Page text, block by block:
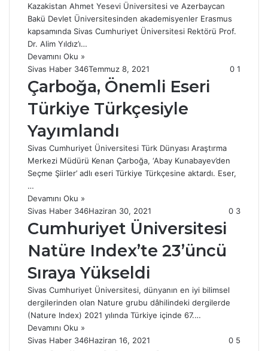
Kazakistan Ahmet Yesevi Üniversitesi ve Azerbaycan
Bakü Devlet Üniversitesinden akademisyenler Erasmus
kapsamında Sivas Cumhuriyet Üniversitesi Rektörü Prof.
Dr. Alim Yıldız’ı…
Devamını Oku »
Sivas Haber 346Temmuz 8, 2021 0 1
Çarboğa, Önemli Eseri
Türkiye Türkçesiyle
Yayımlandı
Sivas Cumhuriyet Üniversitesi Türk Dünyası Araştırma
Merkezi Müdürü Kenan Çarboğa, ‘Abay Kunabayev’den
Seçme Şiirler’ adlı eseri Türkiye Türkçesine aktardı. Eser,
…
Devamını Oku »
Sivas Haber 346Haziran 30, 2021 0 3
Cumhuriyet Üniversitesi
Natüre Index’te 23’üncü
Sıraya Yükseldi
Sivas Cumhuriyet Üniversitesi, dünyanın en iyi bilimsel
dergilerinden olan Nature grubu dâhilindeki dergilerde
(Nature Index) 2021 yılında Türkiye içinde 67.…
Devamını Oku »
Sivas Haber 346Haziran 16, 2021 0 5